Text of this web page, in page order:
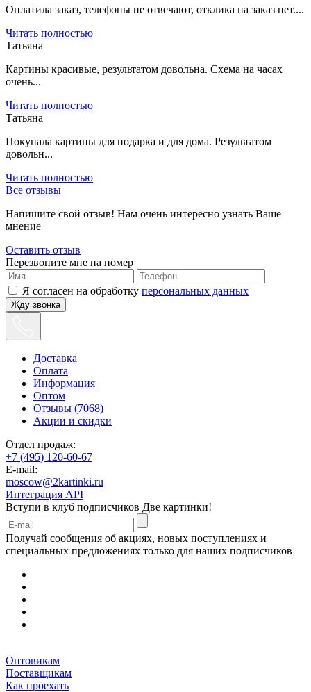
Оплатила заказ, телефоны не отвечают, отклика на заказ нет....
Читать полностью
Татьяна
Картины красивые, результатом довольна. Схема на часах
очень...
Читать полностью
Татьяна
Покупала картины для подарка и для дома. Результатом
довольн...
Читать полностью
Все отзывы
Напишите свой отзыв! Нам очень интересно узнать Ваше
мнение
Оставить отзыв
Перезвоните мне на номер
Я согласен на обработку персональных данных
Жду звонка
Доставка
Оплата
Информация
Оптом
Отзывы (7068)
Акции и скидки
Отдел продаж:
+7 (495) 120-60-67
E-mail:
moscow@2kartinki.ru
Интеграция API
Вступи в клуб подписчиков Две картинки!
Получай сообщения об акциях, новых поступлениях и
специальных предложениях только для наших подписчиков
Оптовикам
Поставщикам
Как проехать